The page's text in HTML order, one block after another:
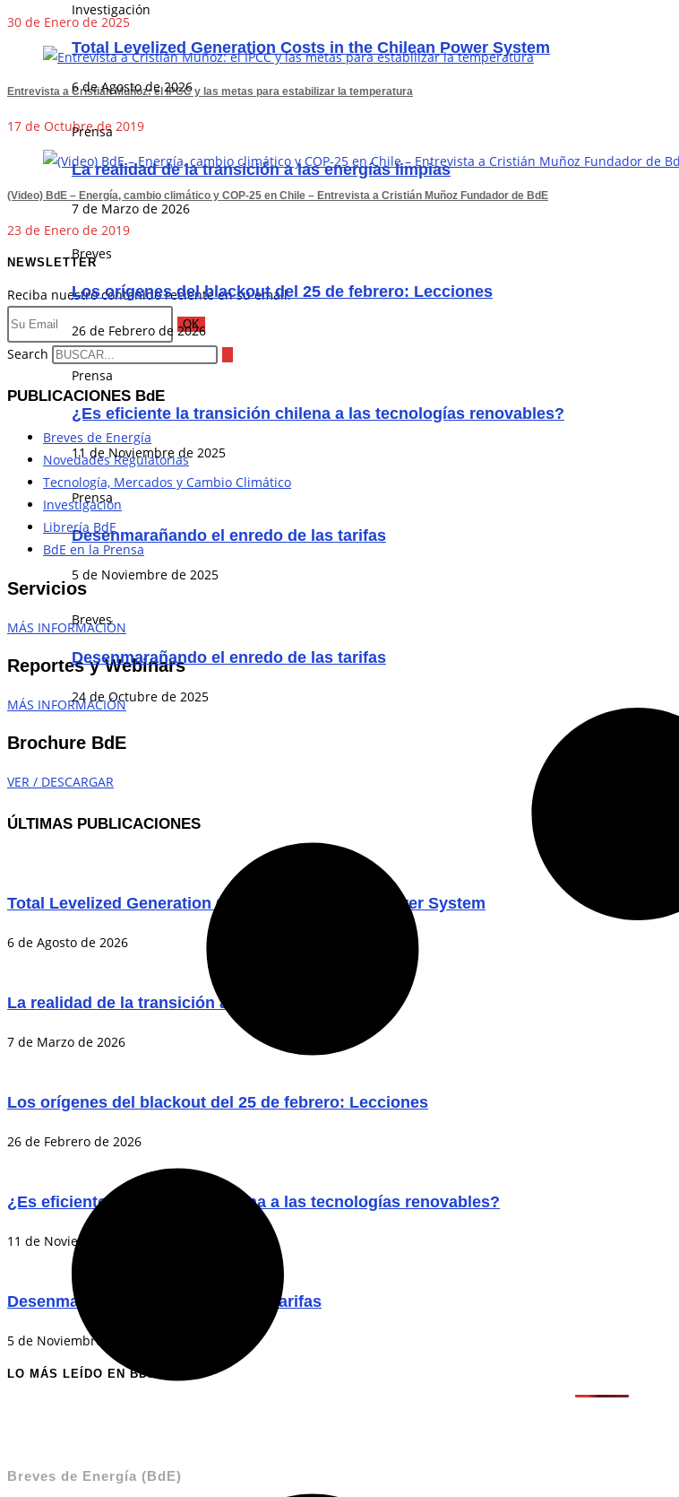
Investigación
Total Levelized Generation Costs in the Chilean Power System
6 de Agosto de 2026
Prensa
La realidad de la transición a las energías limpias
7 de Marzo de 2026
Breves
Los orígenes del blackout del 25 de febrero: Lecciones
26 de Febrero de 2026
Prensa
¿Es eficiente la transición chilena a las tecnologías renovables?
11 de Noviembre de 2025
Prensa
Desenmarañando el enredo de las tarifas
5 de Noviembre de 2025
Breves
Desenmarañando el enredo de las tarifas
24 de Octubre de 2025
30 de Enero de 2025
Entrevista a Cristián Muñoz: el IPCC y las metas para estabilizar la temperatura
17 de Octubre de 2019
(Video) BdE – Energía, cambio climático y COP-25 en Chile – Entrevista a Cristián Muñoz Fundador de BdE
23 de Enero de 2019
NEWSLETTER
Reciba nuestro contenido reciente en su email.
OK
Search
PUBLICACIONES BdE
Breves de Energía
Novedades Regulatorias
Tecnología, Mercados y Cambio Climático
Investigación
Librería BdE
BdE en la Prensa
Servicios
MÁS INFORMACIÓN
Reportes y Webinars
MÁS INFORMACIÓN
Brochure BdE
VER / DESCARGAR
ÚLTIMAS PUBLICACIONES
Total Levelized Generation Costs in the Chilean Power System
6 de Agosto de 2026
La realidad de la transición a las energías limpias
7 de Marzo de 2026
Los orígenes del blackout del 25 de febrero: Lecciones
26 de Febrero de 2026
¿Es eficiente la transición chilena a las tecnologías renovables?
11 de Noviembre de 2025
Desenmarañando el enredo de las tarifas
5 de Noviembre de 2025
LO MÁS LEÍDO EN BDE
Breves de Energía (BdE)